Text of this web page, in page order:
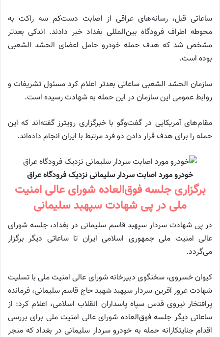
ساعاتی قبل، رسانه‌های عراقی از اصابت دست‌کم سه راکت به
محوطه اطراف فرودگاه بین‌المللی بغداد خبر دادند. اندکی بعدتر
مشخص شد که هدف حمله خودرو حامل اعضای الحشد الشعبی
بوده است.
سازمان الحشد الشعبی ساعاتی بعدتر اعلام کرد مسئول تشریفات و
روابط عمومی این سازمان در این حمله به شهادت رسیده است.
مقام‌های آمریکایی در گفت‌وگو با خبرگزاری رویترز گفته‌اند که این
حمله را برای هدف قرار دادن دو فرد مرتبط با ایران انجام داده‌اند.
خودرو مورد اصابت سردار سلیمانی نزدیک فرودگاه عراق
برگزاری جلسه فوق‌العاده شورای عالی امنیت
ملی در پی شهادت سپهبد سلیمانی
در پی شهادت سردار سپهبد قاسم سلیمانی در بغداد، جلسه شورای
عالی امنیت ملی جمهوری اسلامی ایران تا ساعاتی دیگر برگزار
می‌گردد.
کیوان خسروی، سخنگوی دبیرخانه شورای عالی امنیت ملی با تسلیت
شهادت غرور آفرین سردار سپهبد شهید حاج قاسم سلیمانی، فرمانده
پرافتخار نیروی قدس سپاه پاسداران انقلاب اسلامی، اعلام کرد: از
ساعاتی دیگر جلسه فوق‌العاده شورای عالی امنیت ملی برای بررسی
اقدام جنایتکارانه حمله به خودرو سردار سلیمانی در بغداد که منجر